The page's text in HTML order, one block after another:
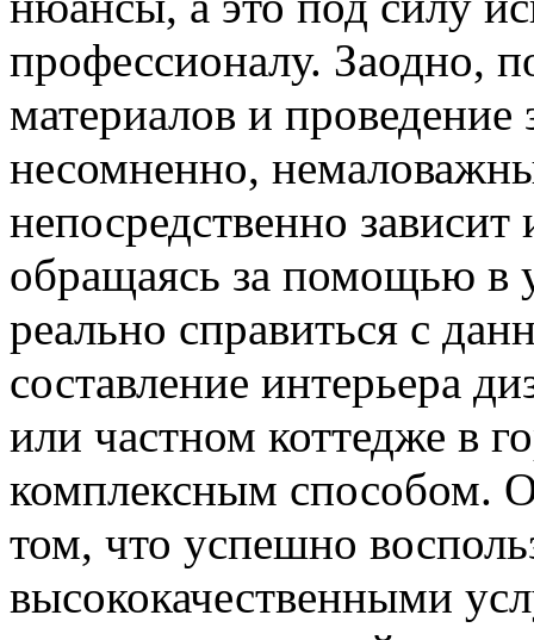
профессионалу. Заодно,
материалов и проведение
несомненно,
непосредственно
обращаясь за помощью
реально справиться с
составление интерьера
или частном коттедже в
комплексным способом.
том, что успешно
высококачественными